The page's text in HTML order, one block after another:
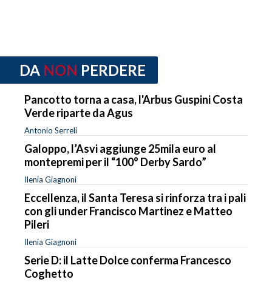
DA NON PERDERE
Pancotto torna a casa, l'Arbus Guspini Costa
Verde riparte da Agus
Antonio Serreli
Galoppo, l’Asvi aggiunge 25mila euro al
montepremi per il “100° Derby Sardo”
Ilenia Giagnoni
Eccellenza, il Santa Teresa si rinforza tra i pali
con gli under Francisco Martinez e Matteo
Pileri
Ilenia Giagnoni
Serie D: il Latte Dolce conferma Francesco
Coghetto